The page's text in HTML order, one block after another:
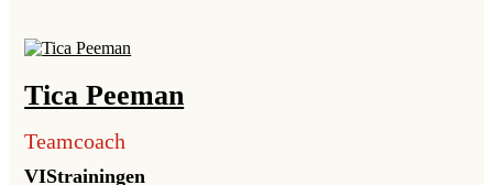
Tica Peeman
Teamcoach
VIStrainingen